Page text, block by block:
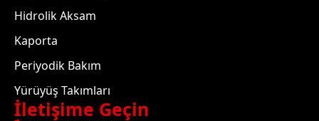
Hidrolik Aksam
Kaporta
Periyodik Bakım
Yürüyüş Takımları
İletişime Geçin